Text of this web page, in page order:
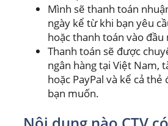
Mình sẽ thanh toán
ngày kể từ khi bạn yêu
hoặc thanh toán vào đầu
Thanh toán sẽ được
ngân hàng tại Việt Nam,
hoặc PayPal và kể cả
bạn muốn.